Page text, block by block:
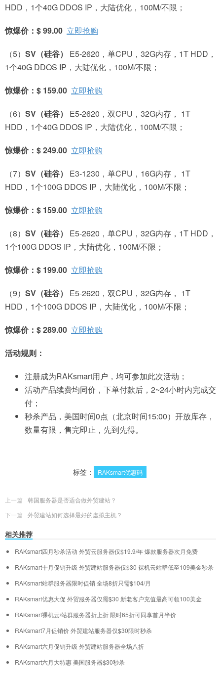
HDD，1个40G DDOS IP，大陆优化，100M/不限；
惊爆价：$ 99.00 立即抢购
（5） SV （硅谷）
E5-2620，单CPU，32G内存，1T HDD，
1个40G DDOS IP，大陆优化，100M/不限；
惊爆价：$ 159.00 立即抢购
（6） SV （硅谷）
E5-2620，双CPU，32G内存， 1T
HDD，1个40G DDOS IP，大陆优化，100M/不限；
惊爆价：$ 249.00 立即抢购
（7） SV （硅谷）
E3-1230，单CPU，16G内存， 1T
HDD，1个100G DDOS IP，大陆优化，100M/不限；
惊爆价：$ 159.00 立即抢购
（8） SV （硅谷）
E5-2620，单CPU，32G内存，1T HDD，
1个100G DDOS IP，大陆优化，100M/不限；
惊爆价：$ 199.00 立即抢购
（9） SV （硅谷）
E5-2620，双CPU，32G内存， 1T
HDD，1个100G DDOS IP，大陆优化，100M/不限；
惊爆价：$ 289.00 立即抢购
活动规则：
注册成为RAKsmart用户，均可参加此次活动；
活动产品续费均同价，下单付款后，2~24小时内完成交
付；
秒杀产品，美国时间0点（北京时间15:00）开放库存，
数量有限，售完即止，先到先得。
标签： RAKsmart优惠码
上一篇
韩国服务器是否适合做外贸建站？
下一篇
外贸建站如何选择最好的虚拟主机？
相关推荐
RAKsmart四月秒杀活动 外贸云服务器仅$19.9/年 爆款服务器次月免费
RAKsmart十月促销升级 外贸建站服务器仅$30 裸机云站群低至109美金秒杀
RAKsmart站群服务器限时促销 全场8折只需$104/月
RAKsmart优惠大促 外贸服务器仅需$30 新老客户充值最高可领100美金
RAKsmart裸机云/站群服务器折上折 限时65折可同享首月半价
RAKsmart7月促销价 外贸建站服务器仅$30限时秒杀
RAKsmart六月促销升级 外贸建站服务器全场八折
RAKsmart六月大特惠 美国服务器$30秒杀